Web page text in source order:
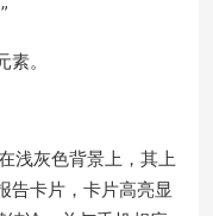
。
浅灰色背景上，其上
告卡片，卡片高亮显